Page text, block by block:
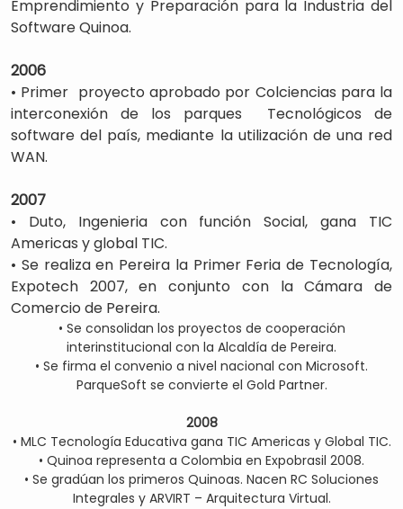
Emprendimiento y Preparación para la Industria del
Software Quinoa.
2006
• Primer proyecto aprobado por Colciencias para la
interconexión de los parques Tecnológicos de
software del país, mediante la utilización de una red
WAN.
2007
• Duto, Ingenieria con función Social, gana TIC
Americas y global TIC.
• Se realiza en Pereira la Primer Feria de Tecnología,
Expotech 2007, en conjunto con la Cámara de
Comercio de Pereira.
• Se consolidan los proyectos de cooperación
interinstitucional con la Alcaldía de Pereira.
• Se firma el convenio a nivel nacional con Microsoft.
ParqueSoft se convierte el Gold Partner.
2008
• MLC Tecnología Educativa gana TIC Americas y Global TIC.
• Quinoa representa a Colombia en Expobrasil 2008.
• Se gradúan los primeros Quinoas. Nacen RC Soluciones
Integrales y ARVIRT – Arquitectura Virtual.